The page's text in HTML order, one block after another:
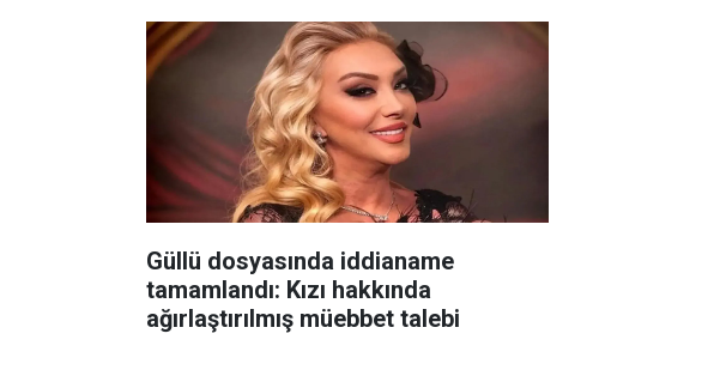
Güllü dosyasında iddianame
tamamlandı: Kızı hakkında
ağırlaştırılmış müebbet talebi